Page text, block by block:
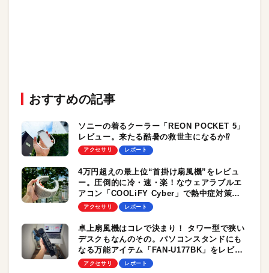
おすすめの記事
ソニーの着るクーラー「REON POCKET 5」
レビュー。来たる酷暑の救世主になるか⁉︎
アクセサリ レポート
4万円超えの最上位“首掛け扇風機”をレビュ
ー。圧倒的に冷・速・楽！なウェアラブルエ
アコン「COOLiFY Cyber」で熱中症対策
だ！
アクセサリ レポート
卓上扇風機はコレで決まり！ タワー型で狭い
デスクもなんのその。パソコンスタンドにも
なる万能アイテム「FAN-U177BK」をレビュ
ー！
アクセサリ レポート